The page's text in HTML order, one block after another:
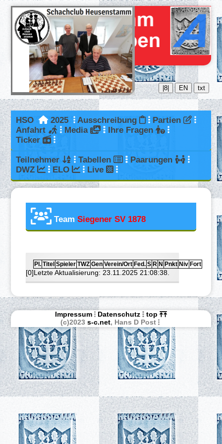
|8| EN txt
HSO 2025 Ausschreibung
Partien
Anfahrt
Media
Ihre Fragen
Ticker
Teilnehmer Tabellen
Paarungen
DWZ
ELO Live
TeamSiegener SV 1878
Pl. Titel Spieler TWZ Gen Verein/Ort Fed. S R N Pnkt Niv Fort
[0]Letzte Aktualisierung: 23.11.2025 21:08:38.
Impressum Datenschutz
top
(c)2023 s-c.net, Hans D Post